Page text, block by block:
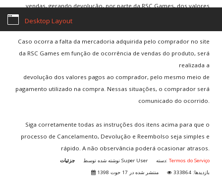
vendas, gerando devolução, por parte da RSC Games, dos valores
Caso ocorra a falta da mercadoria adquirida pelo comprador no site
da RSC Games em função de ocorrência de vendas do produto, será
realizada a
devolução dos valores pagos ao comprador, pelo mesmo meio de
pagamento utilizado na compra. Nessas situações, o comprador será
comunicado do ocorrido.
Siga corretamente todas as instruções dos itens acima para que o
processo de Cancelamento, Devolução e Reembolso seja simples e
rápido. A não observância poderá ocasionar atrasos.
جزئیات Super User دسته: Termos do Serviço
منتشر شده در 17 حوت 1398
بازدیدها: 333864
Desktop Layout